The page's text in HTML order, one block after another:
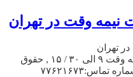
نیمه وقت در تهران
تهران
به تعدادی کارمند اداری خانم , نیمه وقت ۹ الی ۳۰ / ۱۵ , حقوق